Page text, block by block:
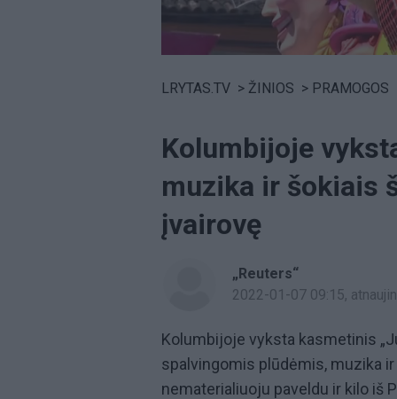
LRYTAS.TV > ŽINIOS > PRAMOGOS
Kolumbijoje
muzika ir šokiais
įvairovę
„Reuters“
2022-01-07 09:15,
Kolumbijoje vyksta kasmetinis
spalvingomis plūdėmis, muzika
nematerialiuoju paveldu ir kilo iš